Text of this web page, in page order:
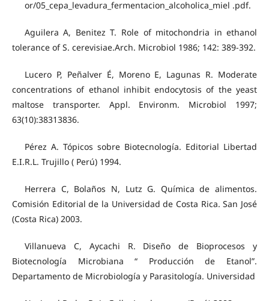
or/05_cepa_levadura_fermentacion_alcoholica_miel .pdf.
Aguilera A, Benitez T. Role of mitochondria in ethanol
tolerance of S. cerevisiae.Arch. Microbiol 1986; 142: 389-392.
Lucero P, Peñalver É, Moreno E, Lagunas R. Moderate
concentrations of ethanol inhibit endocytosis of the yeast
maltose transporter. Appl. Environm. Microbiol 1997;
63(10):38313836.
Pérez A. Tópicos sobre Biotecnología. Editorial Libertad
E.I.R.L. Trujillo ( Perú) 1994.
Herrera C, Bolaños N, Lutz G. Química de alimentos.
Comisión Editorial de la Universidad de Costa Rica. San José
(Costa Rica) 2003.
Villanueva C, Aycachi R. Diseño de Bioprocesos y
Biotecnología Microbiana “ Producción de Etanol”.
Departamento de Microbiología y Parasitología. Universidad